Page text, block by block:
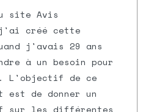
site Avis
créé cette
j'avais 29 ans
à un besoin pour
L'objectif de ce
de donner un
sur les différentes